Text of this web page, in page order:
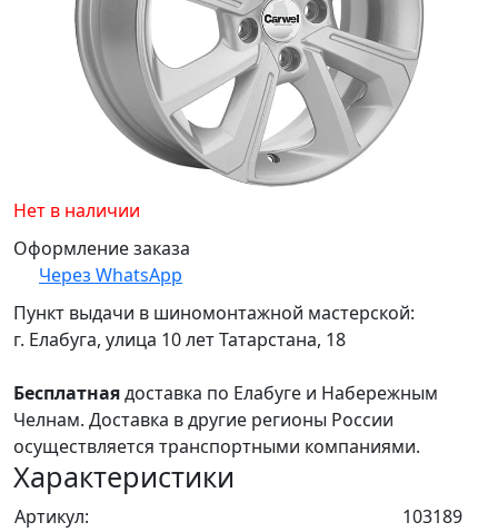
Нет в наличии
Оформление заказа
Через WhatsApp
Пункт выдачи в шиномонтажной мастерской:
г. Елабуга, улица 10 лет Татарстана, 18
Бесплатнаядоставка по Елабуге и Набережным
Челнам. Доставка в другие регионы России
осуществляется транспортными компаниями.
Характеристики
Артикул:
103189